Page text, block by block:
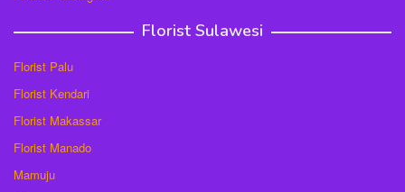
Florist Sulawesi
Florist Palu
Florist Kendari
Florist Makassar
Florist Manado
Mamuju